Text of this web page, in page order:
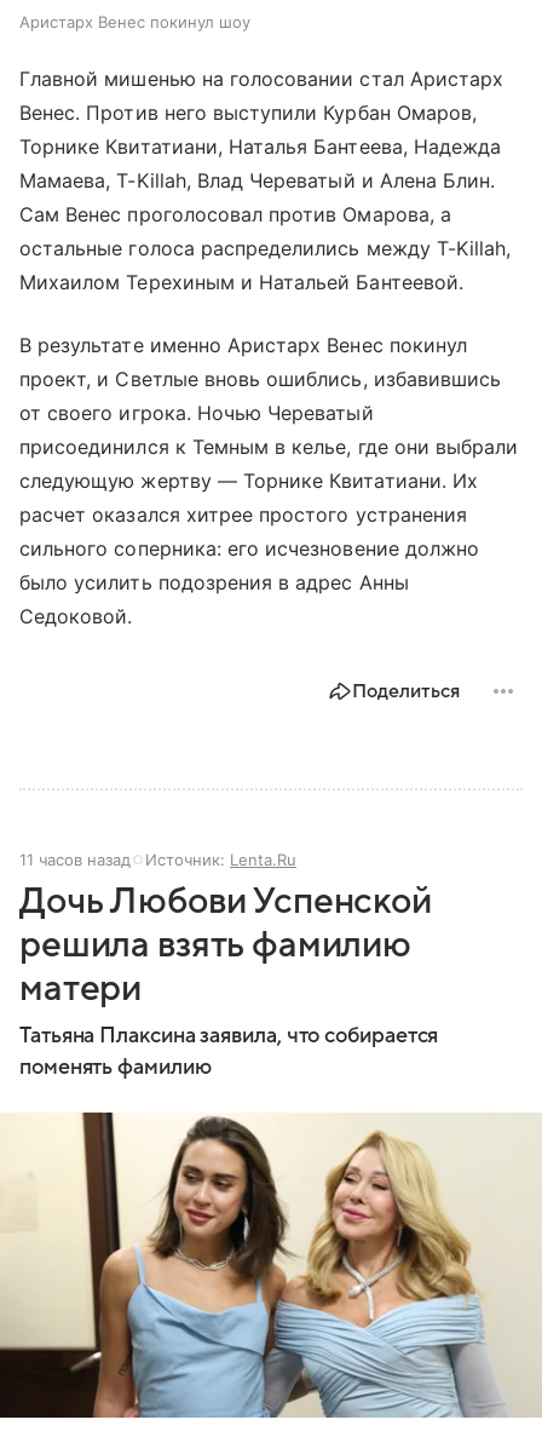
Аристарх Венес покинул шоу
Главной мишенью на голосовании стал Аристарх
Венес. Против него выступили Курбан Омаров,
Торнике Квитатиани, Наталья Бантеева, Надежда
Мамаева, T-Killah, Влад Череватый и Алена Блин.
Сам Венес проголосовал против Омарова, а
остальные голоса распределились между T-Killah,
Михаилом Терехиным и Натальей Бантеевой.
В результате именно Аристарх Венес покинул
проект, и Светлые вновь ошиблись, избавившись
от своего игрока. Ночью Череватый
присоединился к Темным в келье, где они выбрали
следующую жертву — Торнике Квитатиани. Их
расчет оказался хитрее простого устранения
сильного соперника: его исчезновение должно
было усилить подозрения в адрес Анны
Седоковой.
Поделиться
11 часов назад Источник: Lenta.Ru
Дочь Любови Успенской
решила взять фамилию
матери
Татьяна Плаксина заявила, что собирается
поменять фамилию